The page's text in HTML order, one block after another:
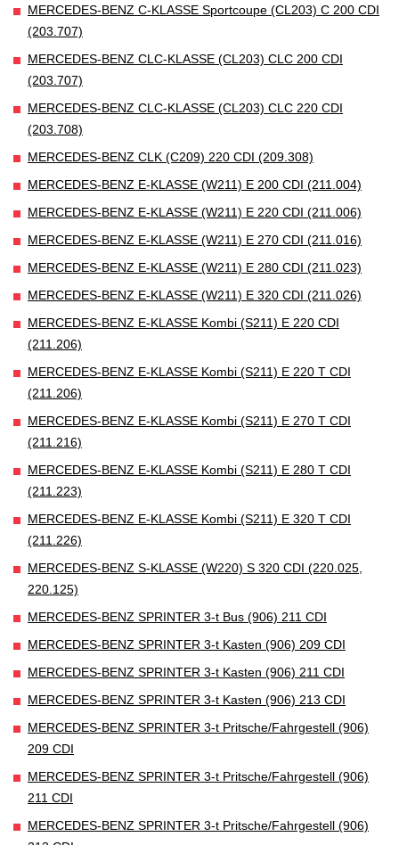
MERCEDES-BENZ C-KLASSE Sportcoupe (CL203) C 200 CDI
(203.707)
MERCEDES-BENZ CLC-KLASSE (CL203) CLC 200 CDI
(203.707)
MERCEDES-BENZ CLC-KLASSE (CL203) CLC 220 CDI
(203.708)
MERCEDES-BENZ CLK (C209) 220 CDI (209.308)
MERCEDES-BENZ E-KLASSE (W211) E 200 CDI (211.004)
MERCEDES-BENZ E-KLASSE (W211) E 220 CDI (211.006)
MERCEDES-BENZ E-KLASSE (W211) E 270 CDI (211.016)
MERCEDES-BENZ E-KLASSE (W211) E 280 CDI (211.023)
MERCEDES-BENZ E-KLASSE (W211) E 320 CDI (211.026)
MERCEDES-BENZ E-KLASSE Kombi (S211) E 220 CDI
(211.206)
MERCEDES-BENZ E-KLASSE Kombi (S211) E 220 T CDI
(211.206)
MERCEDES-BENZ E-KLASSE Kombi (S211) E 270 T CDI
(211.216)
MERCEDES-BENZ E-KLASSE Kombi (S211) E 280 T CDI
(211.223)
MERCEDES-BENZ E-KLASSE Kombi (S211) E 320 T CDI
(211.226)
MERCEDES-BENZ S-KLASSE (W220) S 320 CDI (220.025,
220.125)
MERCEDES-BENZ SPRINTER 3-t Bus (906) 211 CDI
MERCEDES-BENZ SPRINTER 3-t Kasten (906) 209 CDI
MERCEDES-BENZ SPRINTER 3-t Kasten (906) 211 CDI
MERCEDES-BENZ SPRINTER 3-t Kasten (906) 213 CDI
MERCEDES-BENZ SPRINTER 3-t Pritsche/Fahrgestell (906)
209 CDI
MERCEDES-BENZ SPRINTER 3-t Pritsche/Fahrgestell (906)
211 CDI
MERCEDES-BENZ SPRINTER 3-t Pritsche/Fahrgestell (906)